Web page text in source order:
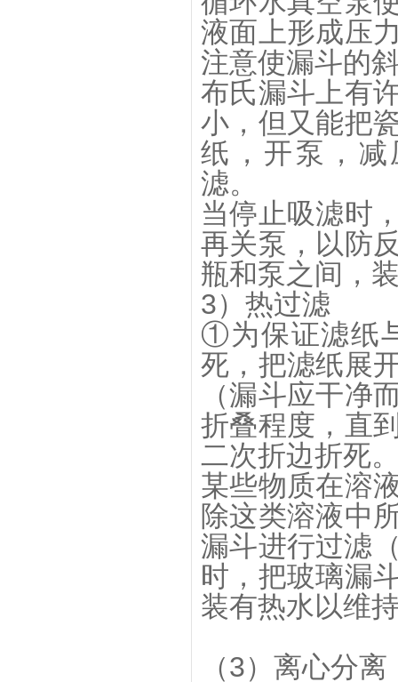
液面上形成压
注意使漏斗的
布氏漏斗上有
小，但又能把
纸，开泵，
滤。
当停止吸滤时
再关泵，以防
瓶和泵之间，
3）热过滤
①为保证滤纸
死，把滤纸展
（漏斗应干净
折叠程度，直
二次折边折死
某些物质在溶
除这类溶液中
漏斗进行过滤
时，把玻璃漏
装有热水以维
（3）离心分离